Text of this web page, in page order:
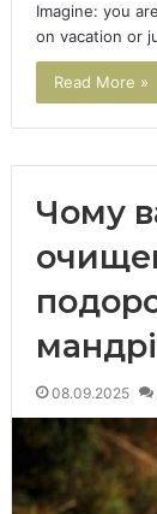
Imagine: you
on vacation or
Read More »
Чому
08.09.2025